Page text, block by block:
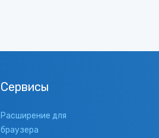
Сервисы
Расширение для
браузера